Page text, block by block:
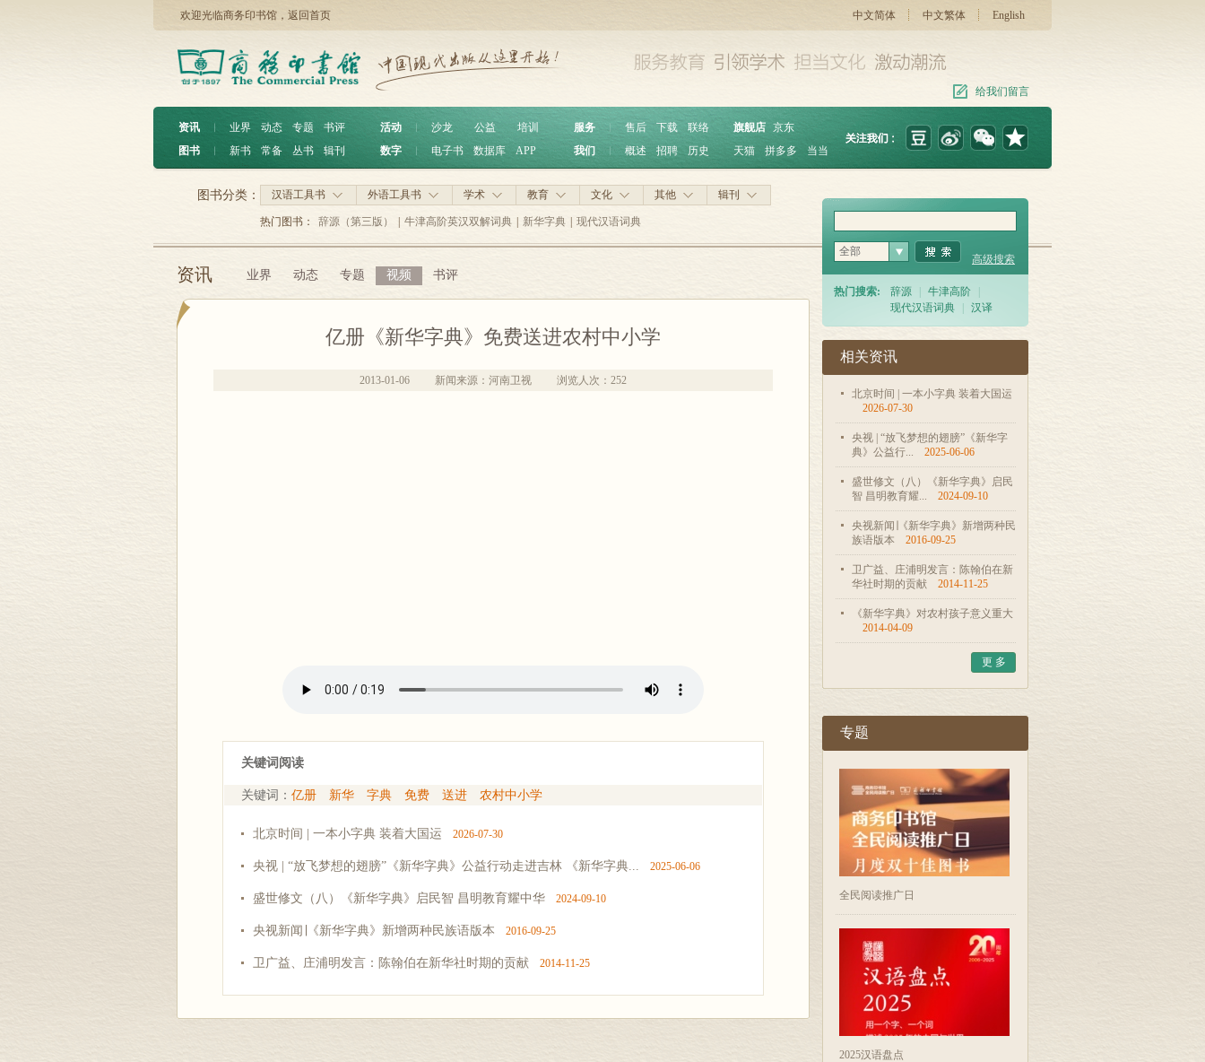
欢迎光临商务印书馆， 返回首页 中文简体 中文繁体 English
给我们留言
资讯 ︱ 业界 动态 专题
书评
图书
︱ 新书 常备 丛书 辑刊
活动 沙龙 公益
培训
数字
电子书 数据库 APP
服务 ︱ 售后 下载
联络
我们
概述 招聘 历史
旗舰店 京东
天猫
拼多多 当当
汉语工具书 外语工具书 学术 教育 文化 其他 辑刊
图书分类：
热门图书： 辞源（第三版） 牛津高阶英汉双解词典 新华字典 现代汉语词典
资讯 业界 动态 专题 视频 书评
亿册《新华字典》免费送进农村中小学
2013-01-06 新闻来源：河南卫视 浏览人次： 252
关键词阅读
关键词： 亿册 新华 字典 免费 送进 农村中小学
北京时间 | 一本小字典 装着大国运 2026-07-30
央视 | “放飞梦想的翅膀”《新华字典》公益行动走进吉林 《新华字典... 2025-06-06
盛世修文（八）《新华字典》启民智 昌明教育耀中华 2024-09-10
央视新闻∣《新华字典》新增两种民族语版本 2016-09-25
卫广益、庄浦明发言：陈翰伯在新华社时期的贡献 2014-11-25
全部
高级搜索
热门搜索: 辞源 牛津高阶
现代汉语词典
汉译
相关资讯
北京时间 | 一本小字典 装着大国运
2026-07-30
央视 | “放飞梦想的翅膀”《新华字
典》公益行...
2025-06-06
盛世修文（八）《新华字典》启民
智 昌明教育耀...
2024-09-10
央视新闻∣《新华字典》新增两种民
族语版本
2016-09-25
卫广益、庄浦明发言：陈翰伯在新
华社时期的贡献
2014-11-25
《新华字典》对农村孩子意义重大
2014-04-09
更 多
专题
全民阅读推广日
2025汉语盘点